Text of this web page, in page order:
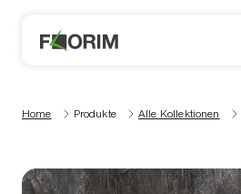
Home Produkte Alle Kollektionen